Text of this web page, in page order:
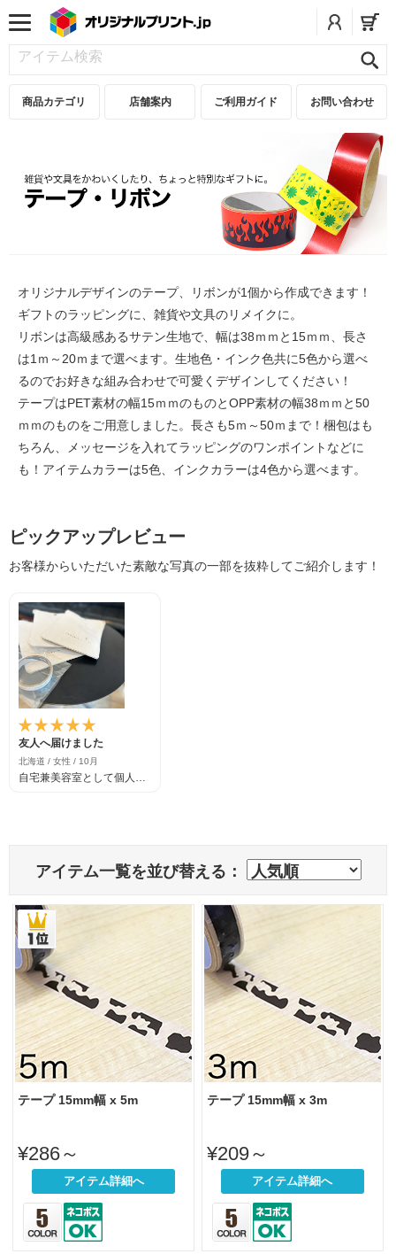
商品カテゴリ 店舗案内 ご利用ガイド お問い合わせ
オリジナルデザインのテープ、リボンが1個から作成できます！
ギフトのラッピングに、雑貨や文具のリメイクに。
リボンは高級感あるサテン生地で、幅は38ｍｍと15ｍｍ、長さ
は1ｍ～20ｍまで選べます。生地色・インク色共に5色から選べ
るのでお好きな組み合わせで可愛くデザインしてください！
テープはPET素材の幅15ｍｍのものとOPP素材の幅38ｍｍと50
ｍｍのものをご用意しました。長さも5ｍ～50ｍまで！梱包はも
ちろん、メッセージを入れてラッピングのワンポイントなどに
も！アイテムカラーは5色、インクカラーは4色から選べます。
ピックアップレビュー
お客様からいただいた素敵な写真の一部を抜粋してご紹介します！
友人へ届けました
北海道 / 女性 / 10月
自宅兼美容室として個人経
をとめる際に、また、ちょ
っとしたメッセージなどに
います！
次回は自分用にも購入した
いです笑
アイテム一覧を並び替える：
テープ 15mm幅 x 5m
¥286～
アイテム詳細へ
テープ 15mm幅 x 3m
¥209～
アイテム詳細へ